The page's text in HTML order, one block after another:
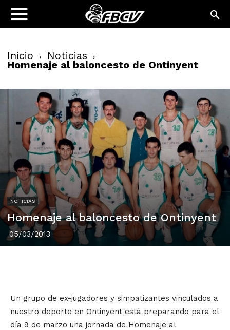
Inicio Noticias
Homenaje al baloncesto de Ontinyent
NOTICIAS
Homenaje al baloncesto de Ontinyent
05/03/2013
Un grupo de ex-jugadores y simpatizantes vinculados a
nuestro deporte en Ontinyent está preparando para el
día 9 de marzo una jornada de Homenaje al